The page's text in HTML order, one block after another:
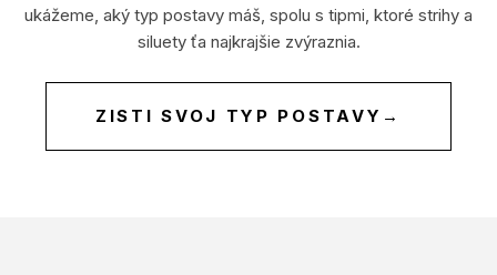
ukážeme, aký typ postavy máš, spolu s tipmi, ktoré strihy a
siluety ťa najkrajšie zvýraznia.
ZISTI SVOJ TYP POSTAVY →